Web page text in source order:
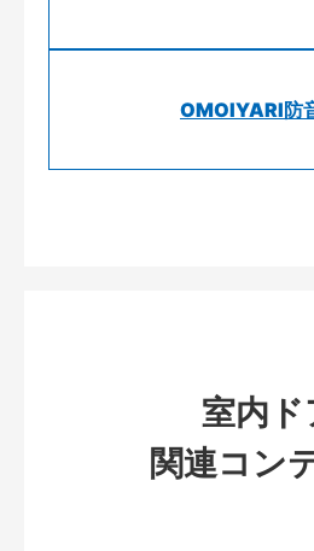
OMOIYARI防
室内ド
関連コン